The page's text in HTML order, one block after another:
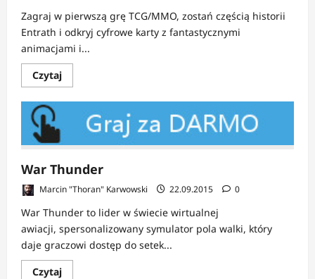
Zagraj w pierwszą grę TCG/MMO, zostań częścią historii
Entrath i odkryj cyfrowe karty z fantastycznymi
animacjami i...
CzytajDowiedz
się
o
Shards
of
Fate
War Thunder
Marcin "Thoran" Karwowski 22.09.2015 0
War Thunder to lider w świecie wirtualnej
awiacji, spersonalizowany symulator pola walki, który
daje graczowi dostęp do setek...
CzytajDowiedz